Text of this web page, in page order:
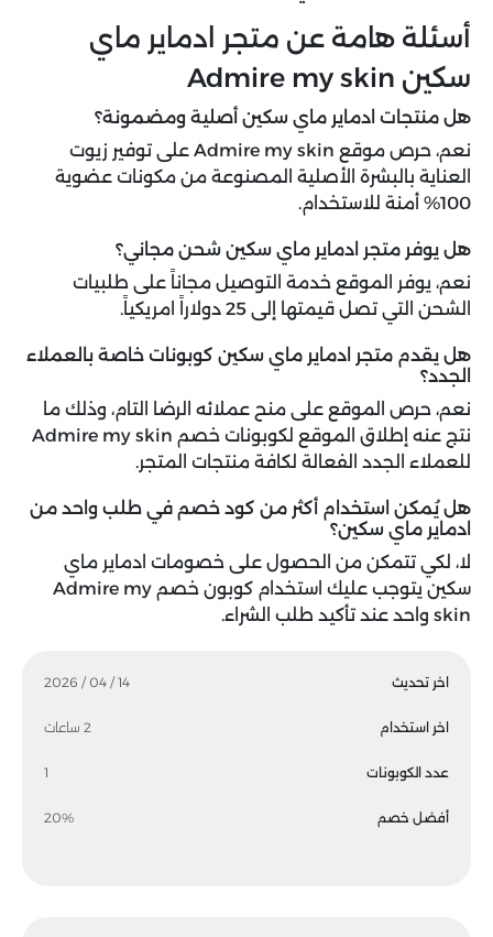
اخر تحديث 14 / 04 / 2026
اخر استخدام 2 ساعات
عدد الكوبونات 1
أفضل خصم 20%
أسئلة هامة عن متجر ادماير ماي
سكين Admire my skin
هل منتجات ادماير ماي سكين أصلية ومضمونة؟
نعم، حرص موقع Admire my skin على توفير زيوت
العناية بالبشرة الأصلية المصنوعة من مكونات عضوية
100% أمنة للاستخدام.
هل يوفر متجر ادماير ماي سكين شحن مجاني؟
نعم، يوفر الموقع خدمة التوصيل مجاناً على طلبيات
الشحن التي تصل قيمتها إلى 25 دولاراً امريكياً.
هل يقدم متجر ادماير ماي سكين كوبونات خاصة بالعملاء
الجدد؟
نعم، حرص الموقع على منح عملائه الرضا التام، وذلك ما
نتج عنه إطلاق الموقع لكوبونات خصم Admire my skin
للعملاء الجدد الفعالة لكافة منتجات المتجر.
هل يُمكن استخدام أكثر من كود خصم في طلب واحد من
ادماير ماي سكين؟
لا، لكي تتمكن من الحصول على خصومات ادماير ماي
سكين يتوجب عليك استخدام كوبون خصم Admire my
skin واحد عند تأكيد طلب الشراء.